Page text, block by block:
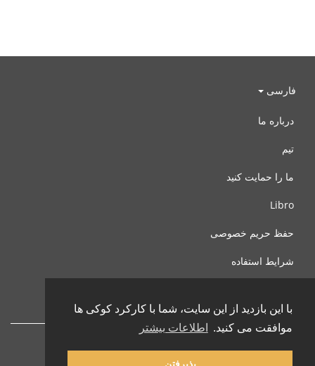
با این بازدید از این سایت، شما با کارکرد کوکی ها
موافقت می کنید.
اطلاعات بیشتر
فارسی
درباره ما
تیم
ما را حمایت کنید
Libro
حفظ حریم خصوصی
شرایط استفاده